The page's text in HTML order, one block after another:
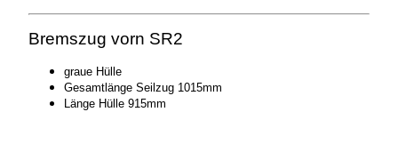
Bremszug vorn SR2
graue Hülle
Gesamtlänge Seilzug 1015mm
Länge Hülle 915mm